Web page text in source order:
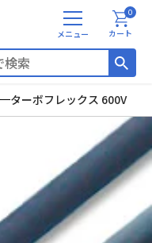
メ
ニ
カート
0
ターボフレックス 600V